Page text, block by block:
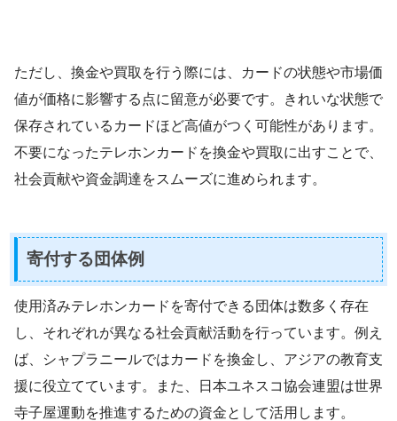
ただし、換金や買取を行う際には、カードの状態や市場価
値が価格に影響する点に留意が必要です。きれいな状態で
保存されているカードほど高値がつく可能性があります。
不要になったテレホンカードを換金や買取に出すことで、
社会貢献や資金調達をスムーズに進められます。
寄付する団体例
使用済みテレホンカードを寄付できる団体は数多く存在
し、それぞれが異なる社会貢献活動を行っています。例え
ば、シャプラニールではカードを換金し、アジアの教育支
援に役立てています。また、日本ユネスコ協会連盟は世界
寺子屋運動を推進するための資金として活用します。